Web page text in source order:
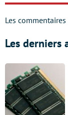
Les
Les derniers